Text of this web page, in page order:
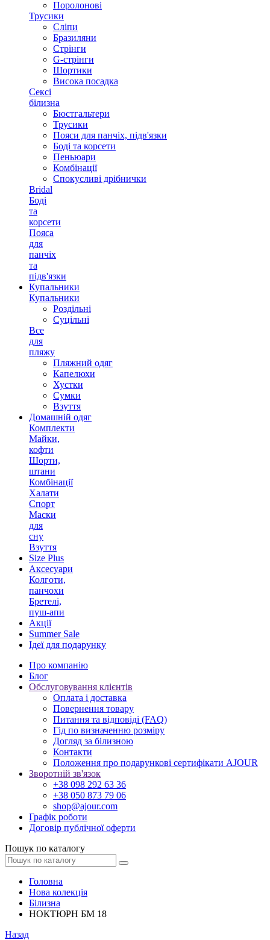
Поролонові
Трусики
Сліпи
Бразиляни
Стрінги
G-стрінги
Шортики
Висока посадка
Сексі
білизна
Бюстгальтери
Трусики
Пояси для панчіх, підв'язки
Боді та корсети
Пеньюари
Комбінації
Спокусливі дрібнички
Bridal
Боді
та
корсети
Пояса
для
панчіх
та
підв'язки
Купальники
Купальники
Роздільні
Суцільні
Все
для
пляжу
Пляжний одяг
Капелюхи
Хустки
Сумки
Взуття
Домашній одяг
Комплекти
Майки,
кофти
Шорти,
штани
Комбінації
Халати
Спорт
Маски
для
сну
Взуття
Size Plus
Аксесуари
Колготи,
панчохи
Бретелі,
пуш-апи
Акції
Summer Sale
Ідеї для подарунку
Про компанію
Блог
Обслуговування клієнтів
Оплата і доставка
Повернення товару
Питання та відповіді (FAQ)
Гід по визначенню розміру
Догляд за білизною
Контакти
Положення про подарункові сертифікати AJOUR
Зворотній зв'язок
+38 098 292 63 36
+38 050 873 79 06
shop@ajour.com
Графік роботи
Договір публічної оферти
Пошук по каталогу
Головна
Нова колекція
Білизна
НОКТЮРН БМ 18
Назад